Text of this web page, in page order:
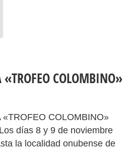
«TROFEO COLOMBINO»
«TROFEO COLOMBINO»
días 8 y 9 de noviembre
la localidad onubense de